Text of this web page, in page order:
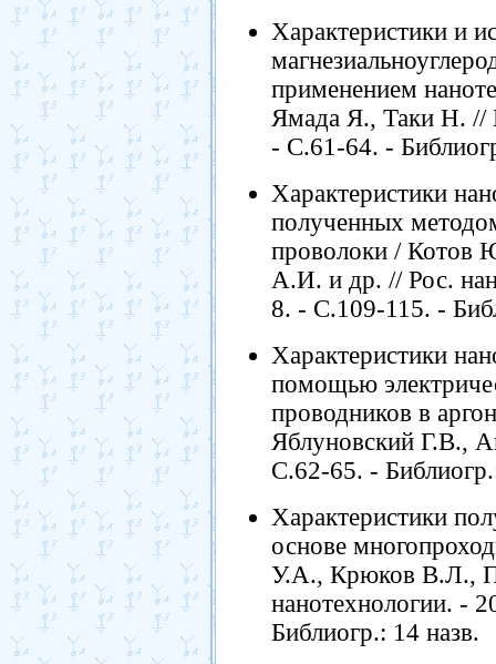
Характеристики и
применением
Ямада Я., Таки Н. //
- С.61-64. -
Характеристики
полученных
проволоки / Котов
А.И. и др. // Рос.
8. - С.109-115. -
Характеристики
помощью
проводников в
Яблуновский Г.В.,
С.62-65. -
Характеристики
основе
У.А., Крюков В.Л.,
нанотехнологии. -
Библиогр.: 14 назв.